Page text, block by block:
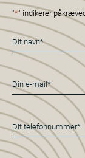
"*" indikerer
Navn
*
E-
mail
*
Telefon
*